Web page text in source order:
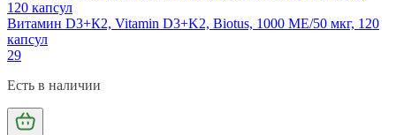
Витамин D3+К2, Vitamin D3+K2, Biotus, 1000 МЕ/50 мкг, 120
капсул
29
Есть в наличии